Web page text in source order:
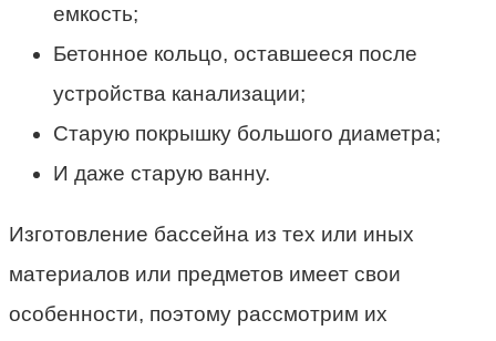
емкость;
Бетонное кольцо, оставшееся после
устройства канализации;
Старую покрышку большого диаметра;
И даже старую ванну.
Изготовление бассейна из тех или иных
материалов или предметов имеет свои
особенности, поэтому рассмотрим их